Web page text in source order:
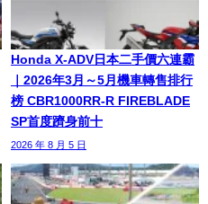
Honda X-ADV日本二手價六連霸
｜2026年3月～5月機車轉售排行
榜 CBR1000RR-R FIREBLADE
SP首度躋身前十
2026 年 8 月 5 日